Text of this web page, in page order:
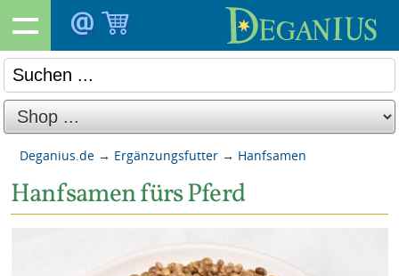
Deganius.de → Ergänzungsfutter → Hanfsamen
Hanfsamen fürs Pferd